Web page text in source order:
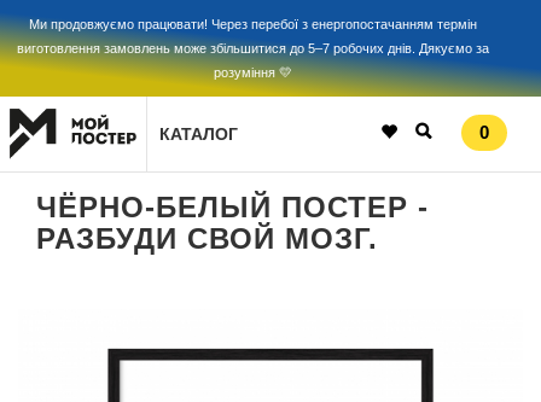
Ми продовжуємо працювати! Через перебої з енергопостачанням термін
виготовлення замовлень може збільшитися до 5–7 робочих днів. Дякуємо за
розуміння 💛
КАТАЛОГ 0
ЧЁРНО-БЕЛЫЙ ПОСТЕР -
РАЗБУДИ СВОЙ МОЗГ.